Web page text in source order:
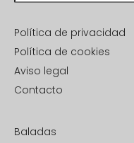
Política de privacidad
Política de cookies
Aviso legal
Contacto
Baladas